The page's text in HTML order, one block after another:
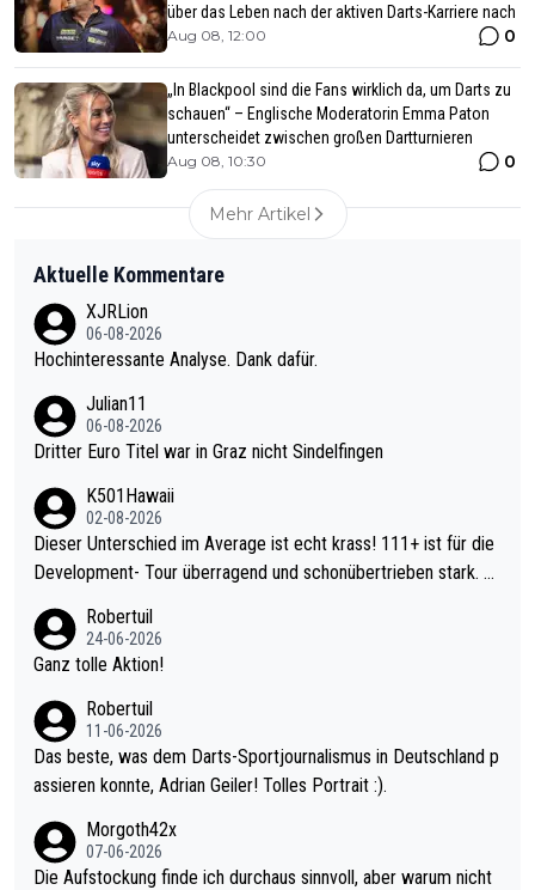
über das Leben nach der aktiven Darts-Karriere nach
Aug 08, 12:00 0
„In Blackpool sind die Fans wirklich da, um Darts zu
schauen“ – Englische Moderatorin Emma Paton
unterscheidet zwischen großen Dartturnieren
Aug 08, 10:30 0
Mehr Artikel
Aktuelle Kommentare
XJRLion
06-08-2026
Hochinteressante Analyse. Dank dafür.
Julian11
06-08-2026
Dritter Euro Titel war in Graz nicht Sindelfingen
K501Hawaii
02-08-2026
Dieser Unterschied im Average ist echt krass! 111+ ist für die
Development- Tour überragend und schonübertrieben stark. U
mal 40+ erst recht. Da gewinnst keinen Blumentopf - ist ja noc
h krasser wie ein Pokalspiel eines Kreisligisten vs einem Bund
Robertuil
24-06-2026
Ganz tolle Aktion!
Robertuil
11-06-2026
Das beste, was dem Darts-Sportjournalismus in Deutschland p
assieren konnte, Adrian Geiler! Tolles Portrait :).
Morgoth42x
07-06-2026
Die Aufstockung finde ich durchaus sinnvoll, aber warum nicht